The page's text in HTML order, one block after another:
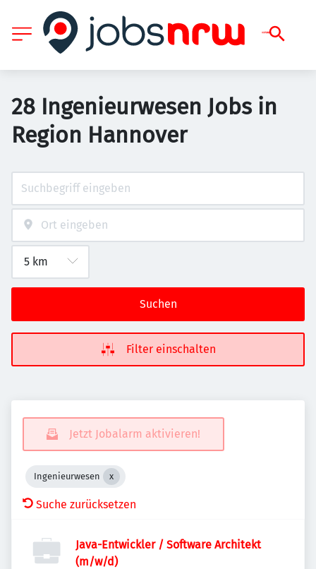
28 Ingenieurwesen Jobs in
Region Hannover
Suchen
Filter einschalten
Jetzt Jobalarm aktivieren!
Ingenieurwesen
Suche zurücksetzen
Java-Entwickler / Software Architekt
(m/w/d)